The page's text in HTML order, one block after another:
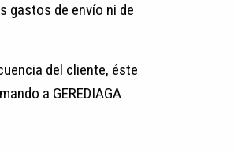
gastos de envío ni de
del cliente, éste
a GEREDIAGA